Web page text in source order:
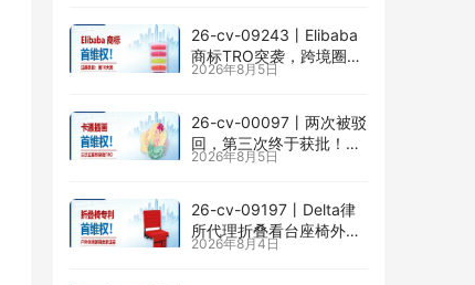
26-cv-09243㇑Elibaba
商标TRO突袭，跨境圈内
卷持续升级
2026年8月5日
26-cv-00097㇑两次被驳
回，第三次终于获批！几
乎被遗忘的Senay
全面来袭
2026年8月5日
26-cv-09197㇑Delta律
所代理折叠看台座椅外观
专利维权，11个亚马逊卖
2026年8月4日